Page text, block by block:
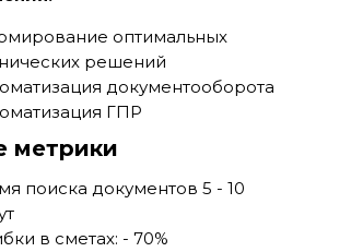
оптимальных
решений
документооборота
ГПР
метрики
поиска документов 5 - 10
в сметах: - 70%